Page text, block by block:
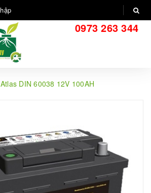
0973 263 344
DIN 60038 12V 100AH